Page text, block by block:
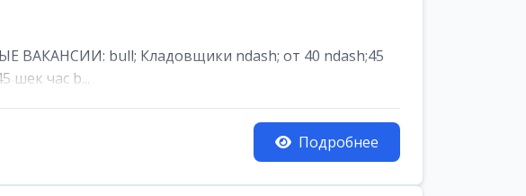
bull; Кладовщики ndash; от 40 ndash;45
шек час b...
Подробнее